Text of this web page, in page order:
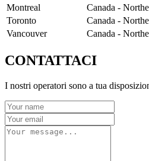
Montreal
Canada -
Toronto
Canada -
Vancouver
Canada -
CONTATTACI
I nostri operatori sono a tua